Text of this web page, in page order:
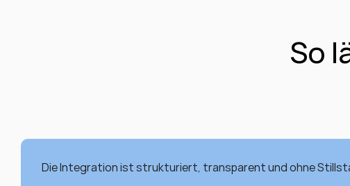
So
Die Integration ist strukturiert, transparent und ohne